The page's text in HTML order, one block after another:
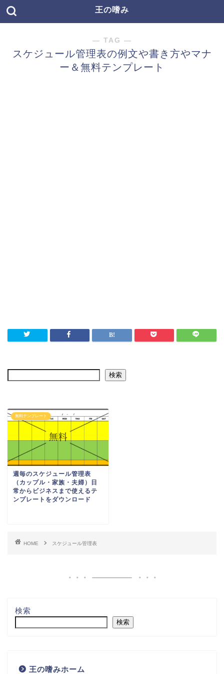
王の嗜み
― TAG ―
スケジュール管理表の例文や書き方やマナ
ー＆無料テンプレート
検索
無料テンプレート
週毎のスケジュール管理表
（カップル・家族・夫婦）日
常からビジネスまで使えるテ
ンプレートをダウンロード
HOME スケジュール管理表
検索
検索
王の嗜みホーム